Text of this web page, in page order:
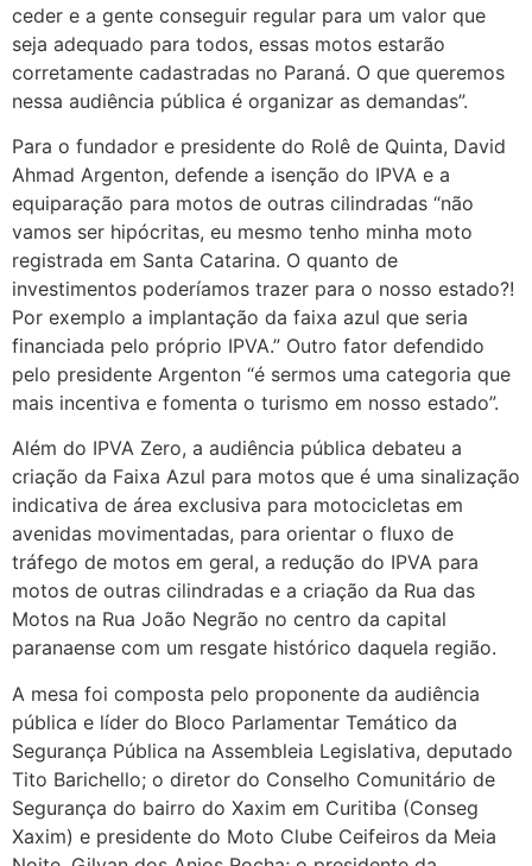
ceder e a gente conseguir regular para um valor que
seja adequado para todos, essas motos estarão
corretamente cadastradas no Paraná. O que queremos
nessa audiência pública é organizar as demandas”.
Para o fundador e presidente do Rolê de Quinta, David
Ahmad Argenton, defende a isenção do IPVA e a
equiparação para motos de outras cilindradas “não
vamos ser hipócritas, eu mesmo tenho minha moto
registrada em Santa Catarina. O quanto de
investimentos poderíamos trazer para o nosso estado?!
Por exemplo a implantação da faixa azul que seria
financiada pelo próprio IPVA.” Outro fator defendido
pelo presidente Argenton “é sermos uma categoria que
mais incentiva e fomenta o turismo em nosso estado”.
Além do IPVA Zero, a audiência pública debateu a
criação da Faixa Azul para motos que é uma sinalização
indicativa de área exclusiva para motocicletas em
avenidas movimentadas, para orientar o fluxo de
tráfego de motos em geral, a redução do IPVA para
motos de outras cilindradas e a criação da Rua das
Motos na Rua João Negrão no centro da capital
paranaense com um resgate histórico daquela região.
A mesa foi composta pelo proponente da audiência
pública e líder do Bloco Parlamentar Temático da
Segurança Pública na Assembleia Legislativa, deputado
Tito Barichello; o diretor do Conselho Comunitário de
Segurança do bairro do Xaxim em Curitiba (Conseg
Xaxim) e presidente do Moto Clube Ceifeiros da Meia